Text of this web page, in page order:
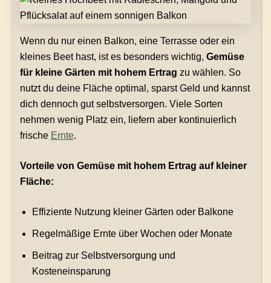
Wenn du nur einen Balkon, eine Terrasse oder ein
kleines Beet hast, ist es besonders wichtig, Gemüse
für kleine Gärten mit hohem Ertrag zu wählen. So
nutzt du deine Fläche optimal, sparst Geld und kannst
dich dennoch gut selbstversorgen. Viele Sorten
nehmen wenig Platz ein, liefern aber kontinuierlich
frische Ernte.
Vorteile von Gemüse mit hohem Ertrag auf kleiner
Fläche:
Effiziente Nutzung kleiner Gärten oder Balkone
Regelmäßige Ernte über Wochen oder Monate
Beitrag zur Selbstversorgung und
Kosteneinsparung